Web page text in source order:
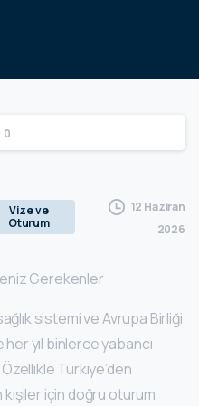
0
Vize ve
Oturum
12 Haziran
2026
Gerekenler
sistemi ve Avrupa Birliği
yıl binlerce yabancı
Türkiye’den
kişiler için doğru oturum